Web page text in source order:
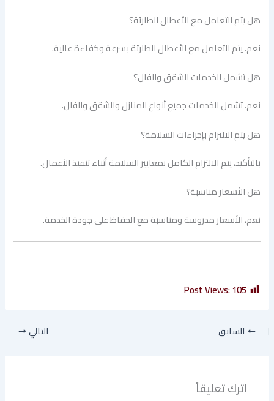
هل يتم التعامل مع الأعطال الطارئة؟
نعم، يتم التعامل مع الأعطال الطارئة بسرعة وكفاءة عالية.
هل تشمل الخدمات الشقق والفلل؟
نعم، تشمل الخدمات جميع أنواع المنازل والشقق والفلل.
هل يتم الالتزام بإجراءات السلامة؟
بالتأكيد، يتم الالتزام الكامل بمعايير السلامة أثناء تنفيذ الأعمال.
هل الأسعار مناسبة؟
نعم، الأسعار مدروسة ومناسبة مع الحفاظ على جودة الخدمة.
Post Views:105
السابق التالي
اترك تعليقاً